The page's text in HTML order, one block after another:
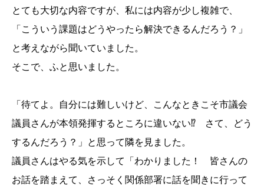
とても大切な内容ですが、私には内容が少し複雑で、
「こういう課題はどうやったら解決できるんだろう？」
と考えながら聞いていました。
そこで、ふと思いました。
「待てよ。自分には難しいけど、こんなときこそ市議会
議員さんが本領発揮するところに違いない⁉ さて、どう
するんだろう？」と思って隣を見ました。
議員さんはやる気を示して「わかりました！ 皆さんの
お話を踏まえて、さっそく関係部署に話を聞きに行って